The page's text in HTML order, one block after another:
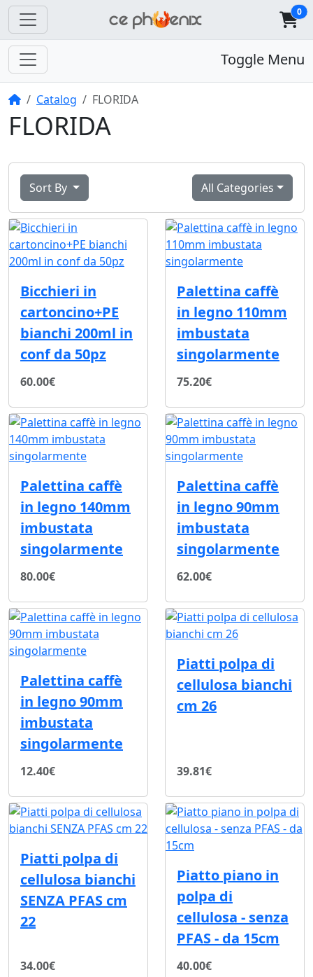
0
Toggle Menu
HomeCatalog FLORIDA
FLORIDA
Sort By All Categories
Bicchieri in
cartoncino+PE
bianchi 200ml in
conf da 50pz
60.00€
Palettina caffè
in legno 110mm
imbustata
singolarmente
75.20€
Palettina caffè
in legno 140mm
imbustata
singolarmente
80.00€
Palettina caffè
in legno 90mm
imbustata
singolarmente
62.00€
Palettina caffè
in legno 90mm
imbustata
singolarmente
12.40€
Piatti polpa di
cellulosa bianchi
cm 26
39.81€
Piatti polpa di
cellulosa bianchi
SENZA PFAS cm
22
34.00€
Piatto piano in
polpa di
cellulosa - senza
PFAS - da 15cm
40.00€